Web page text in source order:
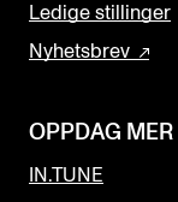
Ledige stillinger
Nyhetsbrev
OPPDAG MER
IN.TUNE